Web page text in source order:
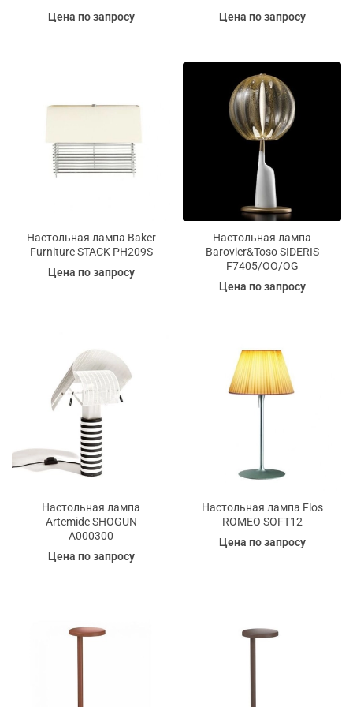
Цена по запросу
Цена по запросу
Настольная лампа Baker
Furniture STACK PH209S
Цена по запросу
Настольная лампа
Barovier&Toso SIDERIS
F7405/OO/OG
Цена по запросу
Настольная лампа
Artemide SHOGUN
A000300
Цена по запросу
Настольная лампа Flos
ROMEO SOFT12
Цена по запросу